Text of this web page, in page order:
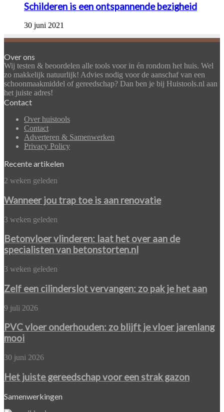
Schilderen is een ontspannende bezigheid
30 juni 2021
Over ons
Wij testen & beoordelen alle tools voor in én rondom het huis. Wel
zo makkelijk natuurlijk! Advies nodig voor de aanschaf van een
schoonmaakmiddel of gereedschap? Dan ben je bij Huistools.nl aan
het juiste adres!
Contact
Over huistools
Contact
Adverteren & Samenwerken
Privacy Policy
Recente artikelen
Wanneer
trap
toe
is
aan
renovatie
2 weken geleden
Wanneer jou trap toe is aan renovatie
Betonvloer
laat
het
over
de
van
3 weken geleden
Betonvloer vlinderen: laat het over aan de
specialisten van betonstorten.nl
Zelf
cilinderslot
vervangen:
zo
pak
je
het
aan
3 weken geleden
Zelf een cilinderslot vervangen: zo pak je het aan
PVC
onderhouden:
zo
blijft
vloer
mooi
9 juli 2026
PVC vloer onderhouden: zo blijft je vloer jarenlang
mooi
Het
gereedschap
voor
een
strak
30 juni 2026
Het juiste gereedschap voor een strak gazon
Samenwerkingen